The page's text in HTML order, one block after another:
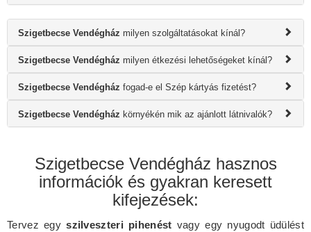
Szigetbecse Vendégház milyen szolgáltatásokat kínál?
Szigetbecse Vendégház milyen étkezési lehetőségeket kínál?
Szigetbecse Vendégház fogad-e el Szép kártyás fizetést?
Szigetbecse Vendégház környékén mik az ajánlott látnivalók?
Szigetbecse Vendégház hasznos
információk és gyakran keresett
kifejezések:
Tervez egyszilveszteri pihenést vagy egy nyugodt üdülést